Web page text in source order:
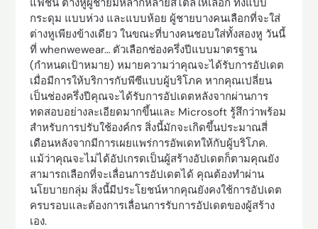
กระดุม แบบห่วง และแบบห้อย ผู้ชายบางคนเลือกที่จะใส่
ต่างหูเพียงข้างเดียว ในขณะที่บางคนชอบใส่ทั้งสองหู วันนี้
ที่ whenwewear… ตัวเลือกช่องครึ่งปีแบบมาตรฐาน
(กำหนดเป้าหมาย) หมายความว่าคุณจะได้รับการอัปเดต
เมื่อมีการให้บริการกับพีซีแบบผู้บริโภค หากคุณเปลี่ยน
เป็นช่องครึ่งปีคุณจะได้รับการอัปเดตหลังจากผ่านการ
ทดสอบอย่างละเอียดมากขึ้นและ Microsoft รู้สึกว่าพร้อม
สำหรับการปรับใช้องค์กร สิ่งนี้มักจะเกิดขึ้นประมาณสี่
เดือนหลังจากมีการเผยแพร่การอัพเดทให้กับผู้บริโภค.
แม้ว่าคุณจะไม่ได้อัปเกรดเป็นผู้สร้างอัปเดตก็ตามคุณยัง
สามารถเลือกที่จะเลื่อนการอัปเดตได้ คุณต้องทำผ่าน
นโยบายกลุ่ม สิ่งนี้มีประโยชน์หากคุณยังคงใช้การอัปเดต
ครบรอบและต้องการเลื่อนการรับการอัปเดตของผู้สร้าง
เอง.